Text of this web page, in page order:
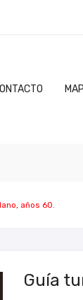
años 60.
Guía